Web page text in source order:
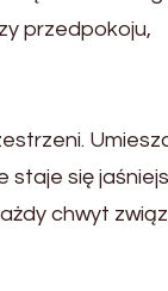
przedpokoju,
staje się
chwyt